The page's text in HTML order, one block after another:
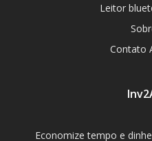
Leitor
Contato
Economize tempo e